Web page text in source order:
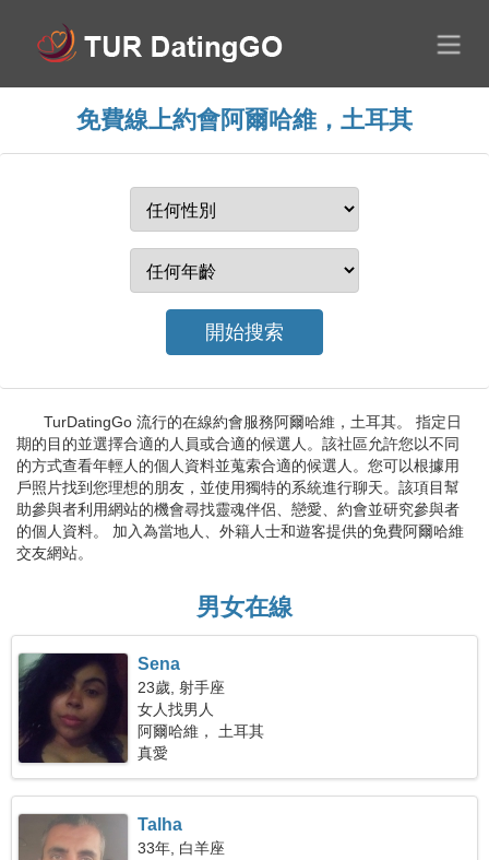
免費線上約會阿爾哈維，土耳其
TurDatingGo 流行的在線約會服務阿爾哈維，土耳其。 指定日
期的目的並選擇合適的人員或合適的候選人。該社區允許您以不同
的方式查看年輕人的個人資料並蒐索合適的候選人。您可以根據用
戶照片找到您理想的朋友，並使用獨特的系統進行聊天。該項目幫
助參與者利用網站的機會尋找靈魂伴侶、戀愛、約會並研究參與者
的個人資料。 加入為當地人、外籍人士和遊客提供的免費阿爾哈維
交友網站。
男女在線
Sena
23歲, 射手座
女人找男人
阿爾哈維， 土耳其
真愛
Talha
33年, 白羊座